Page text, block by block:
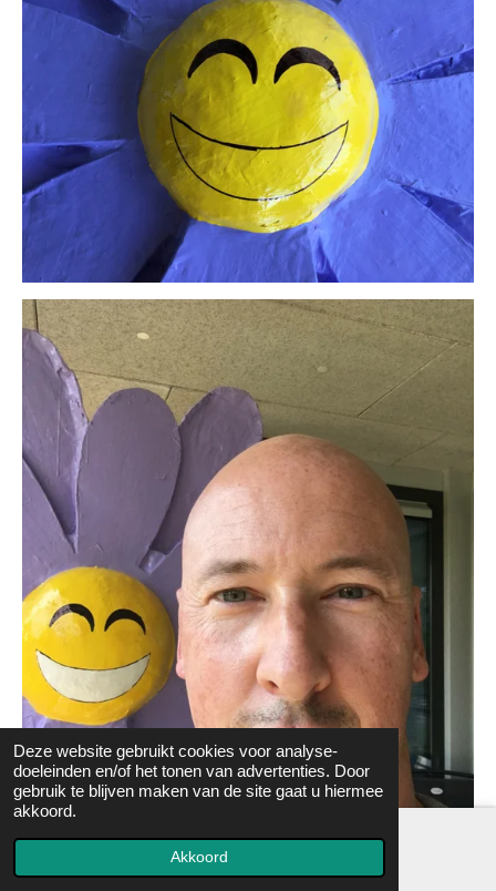
Deze website gebruikt cookies voor analyse-
doeleinden en/of het tonen van advertenties. Door
gebruik te blijven maken van de site gaat u hiermee
akkoord.
Akkoord